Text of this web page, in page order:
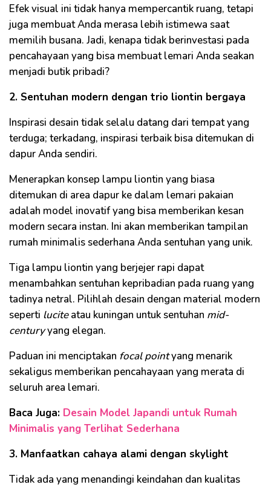
Efek visual ini tidak hanya mempercantik ruang, tetapi
juga membuat Anda merasa lebih istimewa saat
memilih busana. Jadi, kenapa tidak berinvestasi pada
pencahayaan yang bisa membuat lemari Anda seakan
menjadi butik pribadi?
2. Sentuhan modern dengan trio liontin bergaya
Inspirasi desain tidak selalu datang dari tempat yang
terduga; terkadang, inspirasi terbaik bisa ditemukan di
dapur Anda sendiri.
Menerapkan konsep lampu liontin yang biasa
ditemukan di area dapur ke dalam lemari pakaian
adalah model inovatif yang bisa memberikan kesan
modern secara instan. Ini akan memberikan tampilan
rumah minimalis sederhana Anda sentuhan yang unik.
Tiga lampu liontin yang berjejer rapi dapat
menambahkan sentuhan kepribadian pada ruang yang
tadinya netral. Pilihlah desain dengan material modern
seperti luciteatau kuningan untuk sentuhan mid-
centuryyang elegan.
Paduan ini menciptakan focal pointyang menarik
sekaligus memberikan pencahayaan yang merata di
seluruh area lemari.
Baca Juga: Desain Model Japandi untuk Rumah
Minimalis yang Terlihat Sederhana
3. Manfaatkan cahaya alami dengan skylight
Tidak ada yang menandingi keindahan dan kualitas